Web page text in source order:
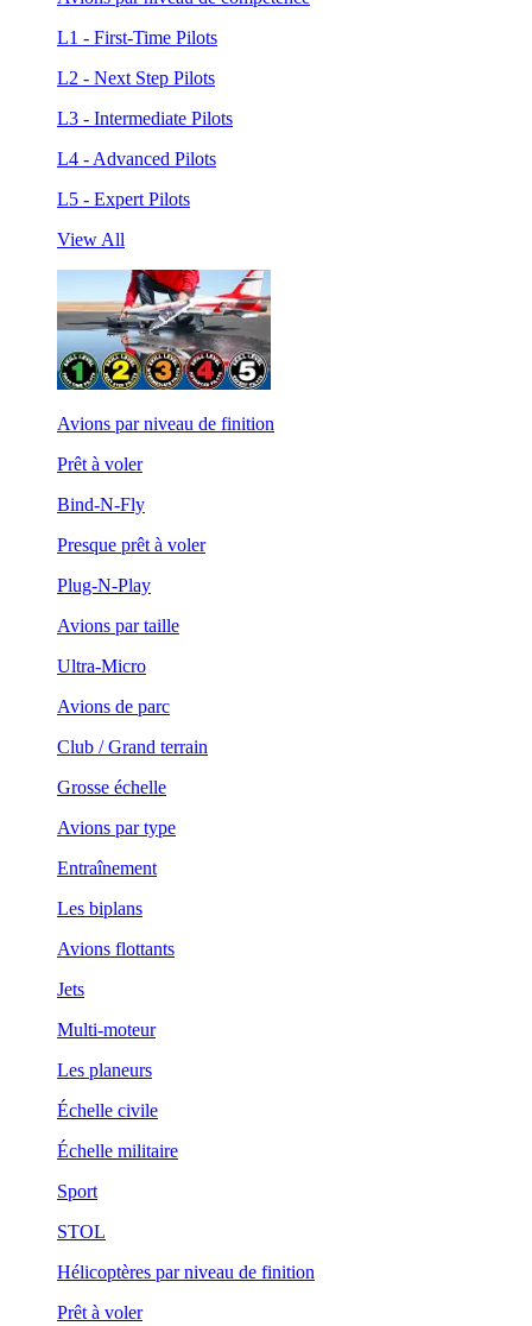
L1 - First-Time Pilots
L2 - Next Step Pilots
L3 - Intermediate Pilots
L4 - Advanced Pilots
L5 - Expert Pilots
View All
Avions par niveau de finition
Prêt à voler
Bind-N-Fly
Presque prêt à voler
Plug-N-Play
Avions par taille
Ultra-Micro
Avions de parc
Club / Grand terrain
Grosse échelle
Avions par type
Entraînement
Les biplans
Avions flottants
Jets
Multi-moteur
Les planeurs
Échelle civile
Échelle militaire
Sport
STOL
Hélicoptères par niveau de finition
Prêt à voler